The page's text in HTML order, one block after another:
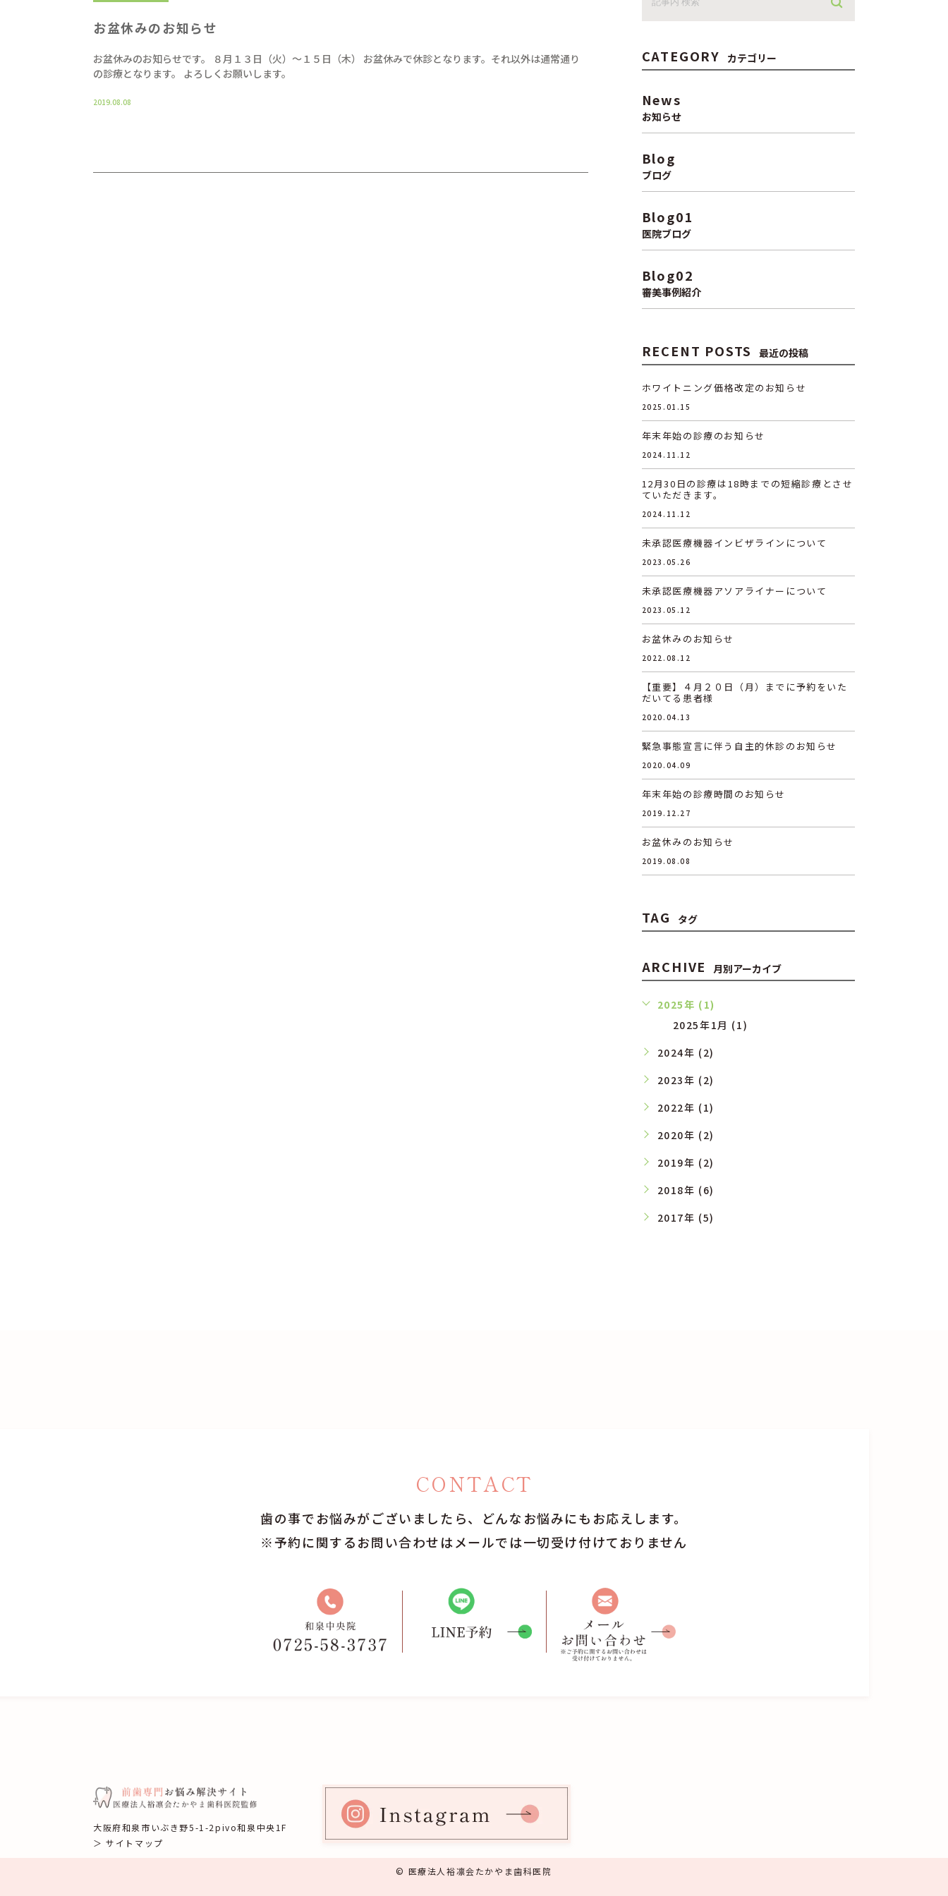
お盆休みのお知らせ
お盆休みのお知らせです。 ８月１３日（火）〜１５日（木） お盆休みで休診となります。それ以外は通常通り
の診療となります。 よろしくお願いします。
2019.08.08
CATEGORY カテゴリー
News
お知らせ
Blog
ブログ
Blog01
医院ブログ
Blog02
審美事例紹介
RECENT POSTS 最近の投稿
ホワイトニング価格改定のお知らせ
2025.01.15
年末年始の診療のお知らせ
2024.11.12
12月30日の診療は18時までの短縮診療とさせ
ていただきます。
2024.11.12
未承認医療機器インビザラインについて
2023.05.26
未承認医療機器アソアライナーについて
2023.05.12
お盆休みのお知らせ
2022.08.12
【重要】４月２０日（月）までに予約をいた
だいてる患者様
2020.04.13
緊急事態宣言に伴う自主的休診のお知らせ
2020.04.09
年末年始の診療時間のお知らせ
2019.12.27
お盆休みのお知らせ
2019.08.08
TAG タグ
ARCHIVE 月別アーカイブ
2025年 (1)
2025年1月 (1)
2024年 (2)
2023年 (2)
2022年 (1)
2020年 (2)
2019年 (2)
2018年 (6)
2017年 (5)
CONTACT
歯の事でお悩みがございましたら、どんなお悩みにもお応えします。
※予約に関するお問い合わせはメールでは一切受け付けておりません
大阪府和泉市いぶき野5-1-2pivo和泉中央1F
＞ サイトマップ
© 医療法人裕凛会たかやま歯科医院